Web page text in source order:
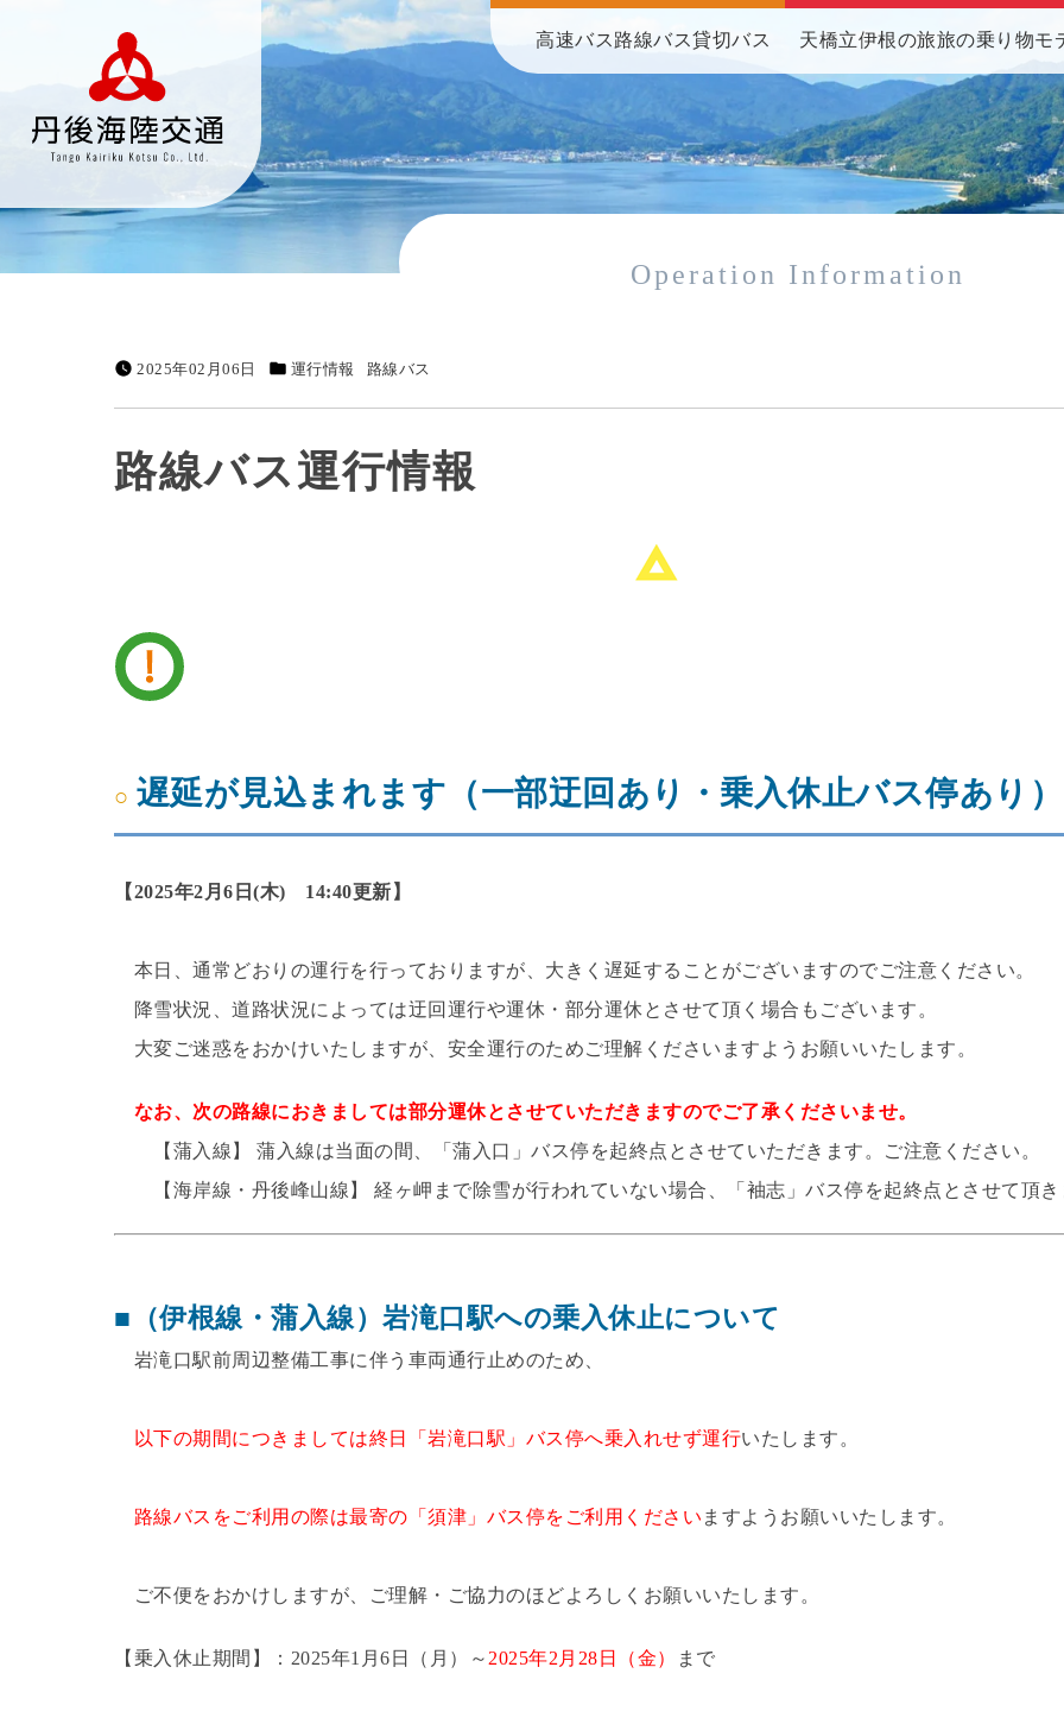
高速バス路線バス貸切バス 天橋立伊根の旅旅の乗り物モ
Operation Information
2025年02月06日 運行情報 路線バス
路線バス運行情報
遅延が見込まれます（一部迂回あり・乗入休止バス停あり）
【2025年2月6日(木) 14:40更新】
本日、通常どおりの運行を行っておりますが、大きく遅延することがございますのでご注意ください。
降雪状況、道路状況によっては迂回運行や運休・部分運休とさせて頂く場合もございます。
大変ご迷惑をおかけいたしますが、安全運行のためご理解くださいますようお願いいたします。
なお、次の路線におきましては部分運休とさせていただきますのでご了承くださいませ。
【蒲入線】 蒲入線は当面の間、「蒲入口」バス停を起終点とさせていただきます。ご注意ください。
【海岸線・丹後峰山線】 経ヶ岬まで除雪が行われていない場合、「袖志」バス停を起終点とさせて頂き
■（伊根線・蒲入線）岩滝口駅への乗入休止について
岩滝口駅前周辺整備工事に伴う車両通行止めのため、
以下の期間につきましては終日「岩滝口駅」バス停へ乗入れせず運行いたします。
路線バスをご利用の際は最寄の「須津」バス停をご利用ください ますようお願いいたします。
ご不便をおかけしますが、ご理解・ご協力のほどよろしくお願いいたします。
【乗入休止期間】：2025年1月6日（月）～ 2025年2月28日（金） まで